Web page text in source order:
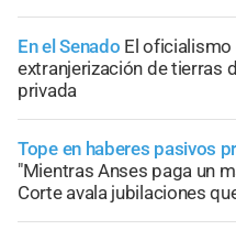
En el Senado El
extranjerización de tierras
privada
Tope en haberes pasivos
"Mientras Anses paga un
Corte avala jubilaciones